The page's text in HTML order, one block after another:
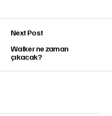
Next Post
Walker ne zaman
çıkacak?